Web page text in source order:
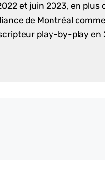
et juin 2023, en plus
de Montréal
play-by-play en